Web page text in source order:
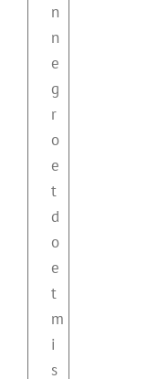
n
n
e
g
r
o
e
t
d
o
e
t
m
i
s